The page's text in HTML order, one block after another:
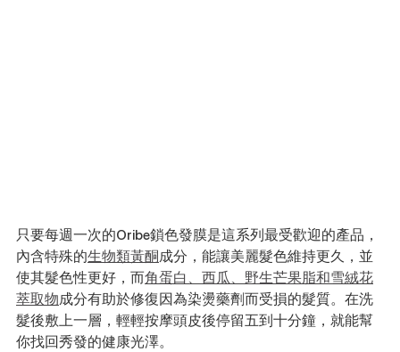
只要每週一次的Oribe鎖色發膜是這系列最受歡迎的產品，
內含特殊的生物類黃酮成分，能讓美麗髮色維持更久，並
使其髮色性更好，而角蛋白、西瓜、野生芒果脂和雪絨花
萃取物成分有助於修復因為染燙藥劑而受損的髮質。在洗
髮後敷上一層，輕輕按摩頭皮後停留五到十分鐘，就能幫
你找回秀發的健康光澤。